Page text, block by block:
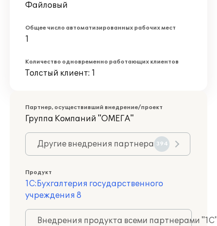
Файловый
Общее число автоматизированных рабочих мест
1
Количество одновременно работающих клиентов
Толстый клиент: 1
Партнер, осуществивший внедрение/проект
Группа Компаний "ОМЕГА"
Другие внедрения партнера 394
Продукт
1С:Бухгалтерия государственного
учреждения 8
Внедрения продукта всеми партнерами